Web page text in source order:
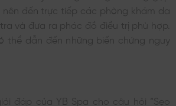
nên đến trực tiếp các phòng khám da
tra và đưa ra phác đồ điều trị phù hợp.
thể dẫn đến những biến chứng nguy
đáp của YB Spa cho câu hỏi “Sẹo